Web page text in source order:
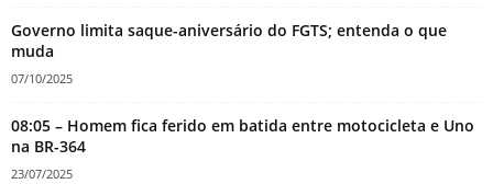
Governo limita saque-aniversário do FGTS; entenda o que
muda
07/10/2025
08:05 – Homem fica ferido em batida entre motocicleta e Uno
na BR-364
23/07/2025